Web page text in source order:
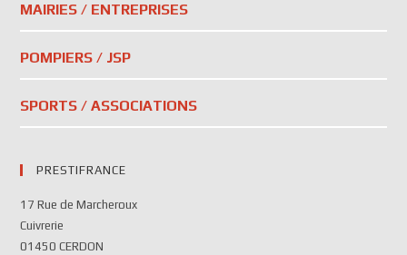
MAIRIES / ENTREPRISES
POMPIERS / JSP
SPORTS / ASSOCIATIONS
PRESTIFRANCE
17 Rue de Marcheroux
Cuivrerie
01450 CERDON